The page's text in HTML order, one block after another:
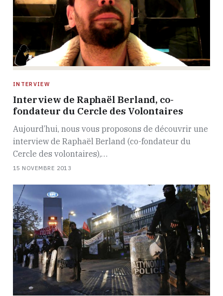
INTERVIEW
Interview de Raphaël Berland, co-
fondateur du Cercle des Volontaires
Aujourd’hui, nous vous proposons de découvrir une
interview de Raphaël Berland (co-fondateur du
Cercle des volontaires),…
15 NOVEMBRE 2013